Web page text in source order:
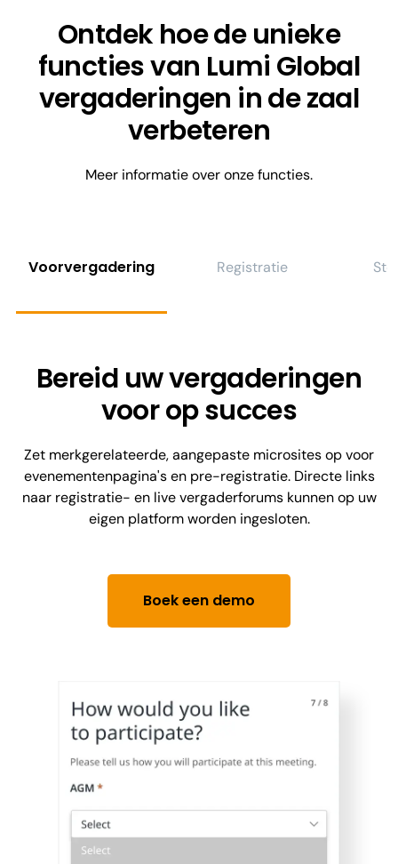
Ontdek hoe de unieke
functies van Lumi Global
vergaderingen in de zaal
verbeteren
Meer informatie over onze functies.
Voorvergadering Registratie
Bereid uw vergaderingen
voor op succes
Zet merkgerelateerde, aangepaste microsites op voor
evenementenpagina's en pre-registratie. Directe links
naar registratie- en live vergaderforums kunnen op uw
eigen platform worden ingesloten.
Boek een demo